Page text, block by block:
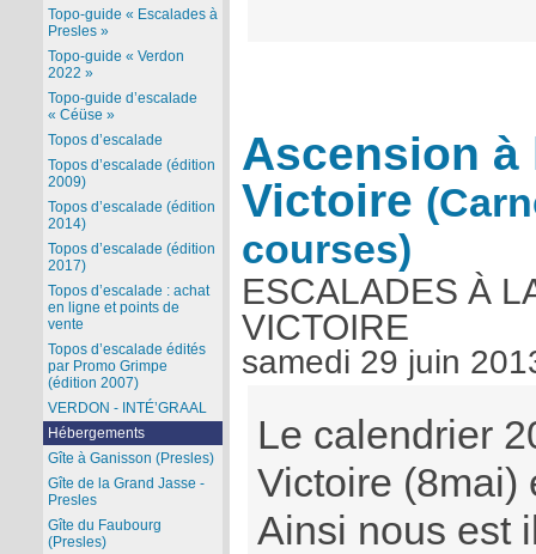
Ascension à
Victoire
courses)
ESCALADES À
VICTOIRE
samedi 29 juin
Le calendrier
Victoire (8mai)
Ainsi nous est
Topo-guide « Escalades à
Presles »
Topo-guide « Verdon
2022 »
Topo-guide d’escalade
« Céüse »
Topos d’escalade
Topos d’escalade (édition
2009)
Topos d’escalade (édition
2014)
Topos d’escalade (édition
2017)
Topos d’escalade : achat
en ligne et points de
vente
Topos d’escalade édités
par Promo Grimpe
(édition 2007)
VERDON - INTÉ’GRAAL
Hébergements
Gîte à Ganisson (Presles)
Gîte de la Grand Jasse -
Presles
Gîte du Faubourg
(Presles)